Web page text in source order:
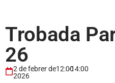
Trobada
26
2 de febrer de
2026
12:00
-14:00